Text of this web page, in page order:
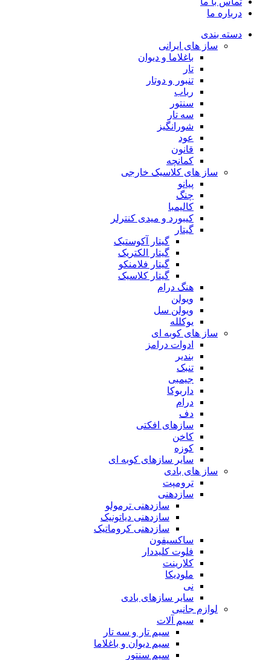
درباره ما
دسته بندی
ساز های ایرانی
باغلاما و دیوان
تار
تنبور و دوتار
رباب
سنتور
سه تار
شورانگیز
عود
قانون
کمانچه
ساز های کلاسیک خارجی
پیانو
چنگ
کالیمبا
کیبورد و میدی کنترلر
گیتار
گیتار آکوستیک
گیتار الکتریک
گیتار فلامنکو
گیتار کلاسیک
هنگ درام
ویولن
ویولن سل
یوکلله
ساز های کوبه ای
ادوات درامز
بندیر
تنبک
جیمبی
داربوکا
درام
دف
سازهای افکتی
کاخن
کوزه
سایر سازهای کوبه ای
ساز های بادی
ترومپت
سازدهنی
سازدهنی ترمولو
سازدهنی دیاتونیک
سازدهنی کروماتیک
ساکسیفون
فلوت کلیددار
کلارینت
ملودیکا
نی
سایر سازهای بادی
لوازم جانبی
سیم آلات
سیم تار و سه تار
سیم دیوان و باغلاما
سیم سنتور